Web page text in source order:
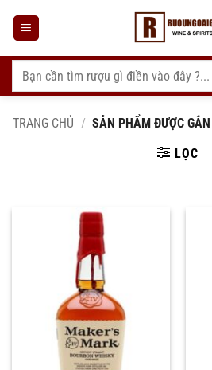
dung
Tìm
kiếm:
TRANG CHỦ / SẢN PHẨM ĐƯỢC
LỌC